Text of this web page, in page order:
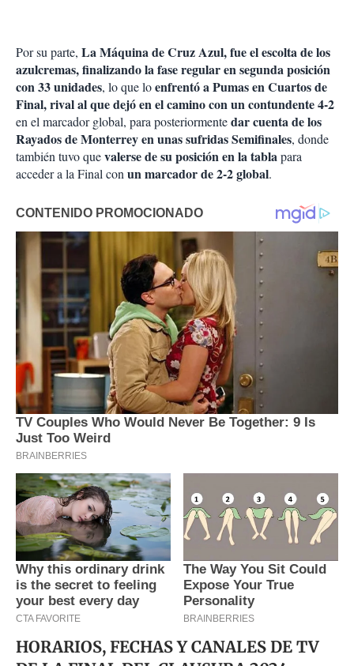
Por su parte, La Máquina de Cruz Azul, fue el escolta de los
azulcremas, finalizando la fase regular en segunda posición
con 33 unidades, lo que loenfrentó a Pumas en Cuartos de
Final, rival al que dejó en el camino con un contundente 4-2
en el marcador global, para posteriormentedar cuenta de los
Rayados de Monterrey en unas sufridas Semifinales, donde
también tuvo quevalerse de su posición en la tablapara
acceder a la Final conun marcador de 2-2 global.
HORARIOS, FECHAS Y CANALES DE TV